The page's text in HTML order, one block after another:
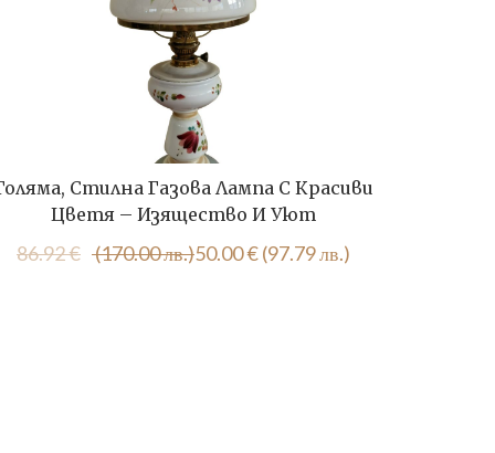
Стилна Газова Лампа С Красиви
Цветя – Изящество И Уют
86.92€ (170.00 лв.)Original
50.00€(97.79 лв.)
Текущата